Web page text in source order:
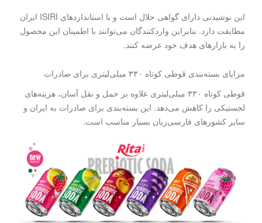
این نوشیدنی دارای گواهی حلال است و با استانداردهای ISIRI ایران
مطابقت دارد. بنابراین واردکنندگان می‌توانند با اطمینان این محصول
را به بازارهای هدف خود عرضه کنند.
مزایای بسته‌بندی قوطی کوتاه ۳۳۰ میلی‌لیتری برای صادرات
قوطی کوتاه ۳۳۰ میلی‌لیتری علاوه بر حمل و نقل آسان، هزینه‌های
لجستیکی را کاهش می‌دهد. این بسته‌بندی برای صادرات به ایران و
سایر کشورهای فارسی‌زبان بسیار مناسب است.